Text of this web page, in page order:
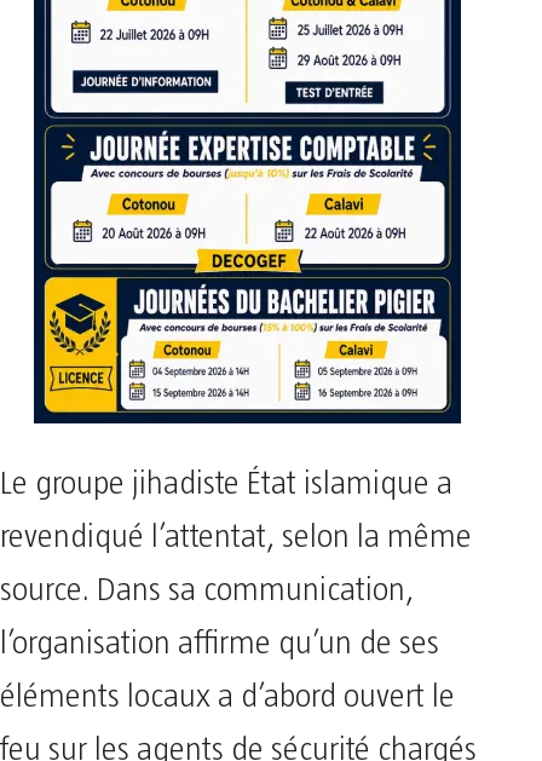
Le groupe jihadiste État islamique a
revendiqué l’attentat, selon la même
source. Dans sa communication,
l’organisation affirme qu’un de ses
éléments locaux a d’abord ouvert le
feu sur les agents de sécurité chargés